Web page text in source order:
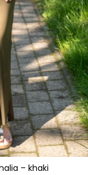
– khaki